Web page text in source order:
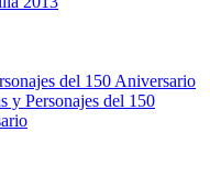
del 150 Aniversario
y Personajes del 150